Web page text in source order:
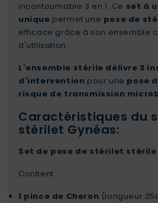
incontournable 3 en 1. Ce set à
unique permet une pose de
efficace grâce à son ensemble
d'utilisation.
L'ensemble stérile délivre 3
d'intervention pour une pose
risque de transmission
Caractéristiques du
stérilet Gynéas:
Set de pose de stérilet
Contient :
1 pince de Cheron (longueur